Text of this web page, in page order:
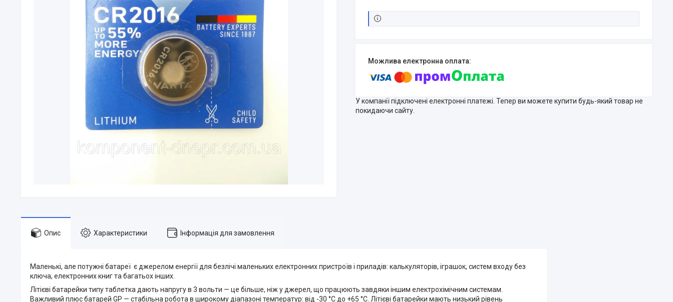
У компанії підключені електронні платежі. Тепер ви можете купити будь-який товар не
покидаючи сайту.
Опис Характеристики Інформація для замовлення
Маленькі, але потужні батареї є джерелом енергії для безлічі маленьких електронних пристроїв і приладів: калькуляторів, іграшок, систем входу без
ключа, електронних книг та багатьох інших.
Літієві батарейки типу таблетка дають напругу в 3 вольти — це більше, ніж у джерел, що працюють завдяки іншим електрохімічним системам.
Важливий плюс батарей GP — стабільна робота в широкому діапазоні температур: від -30 °C до +65 °C. Літієві батарейки мають низький рівень